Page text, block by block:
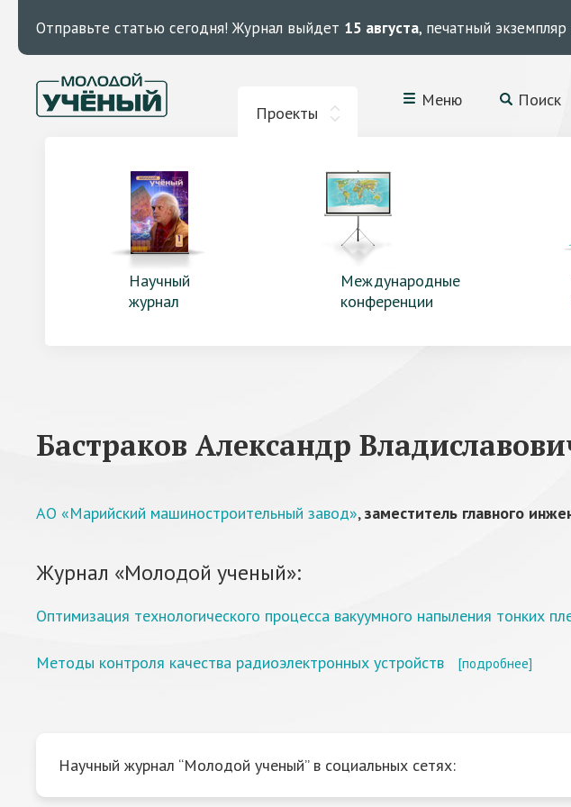
Отправьте статью сегодня! Журнал выйдет 15 августа, печатный
Проекты
Меню Поиск
Научный
журнал
Международные
конференции
Бастраков Александр
АО «Марийский машиностроительный завод»,заместитель главного
Журнал «Молодой ученый»:
Оптимизация технологического процесса вакуумного напыления тонких
Методы контроля качества радиоэлектронных устройств [подробнее]
Научный журнал “Молодой ученый” в социальных сетях: